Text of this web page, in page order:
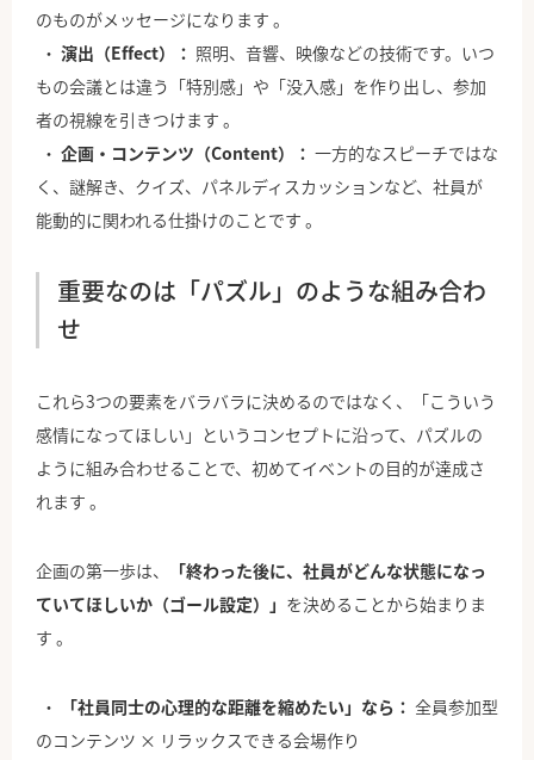
のものがメッセージになります 。
演出（Effect）： 照明、音響、映像などの技術です。いつ
もの会議とは違う「特別感」や「没入感」を作り出し、参加
者の視線を引きつけます 。
企画・コンテンツ（Content）： 一方的なスピーチではな
く、謎解き、クイズ、パネルディスカッションなど、社員が
能動的に関われる仕掛けのことです 。
重要なのは「パズル」のような組み合わ
せ
これら3つの要素をバラバラに決めるのではなく、「こういう
感情になってほしい」というコンセプトに沿って、パズルの
ように組み合わせることで、初めてイベントの目的が達成さ
れます 。
企画の第一歩は、
「終わった後に、社員がどんな状態になっ
ていてほしいか（ゴール設定）」 を決めることから始まりま
す 。
「社員同士の心理的な距離を縮めたい」なら： 全員参加型
のコンテンツ × リラックスできる会場作り